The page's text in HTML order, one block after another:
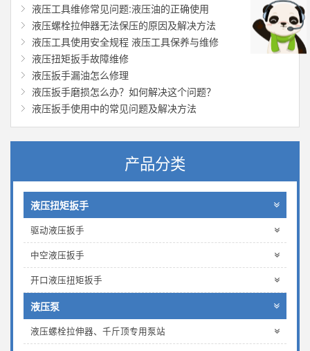
液压工具维修常见问题:液压油的正确使用
液压螺栓拉伸器无法保压的原因及解决方法
液压工具使用安全规程 液压工具保养与维修
液压扭矩扳手故障维修
液压扳手漏油怎么修理
液压扳手磨损怎么办？如何解决这个问题？
液压扳手使用中的常见问题及解决方法
产品分类
液压扭矩扳手
驱动液压扳手
中空液压扳手
开口液压扭矩扳手
液压泵
液压螺栓拉伸器、千斤顶专用泵站